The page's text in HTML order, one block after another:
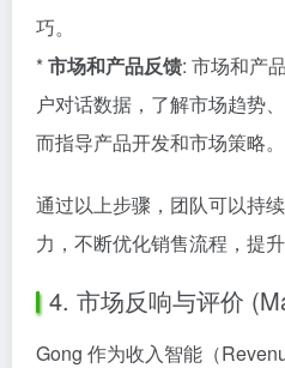
巧。
*市场和产品反馈: 市场和产
户对话数据，了解市场趋势
而指导产品开发和市场策略。
通过以上步骤，团队可以持
力，不断优化销售流程，提升
4. 市场反响与评价
Gong 作为收入智能（